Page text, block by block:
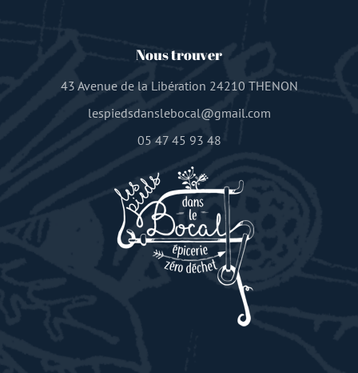
Nous trouver
43 Avenue de la Libération 24210 THENON
lespiedsdanslebocal@gmail.com
05 47 45 93 48